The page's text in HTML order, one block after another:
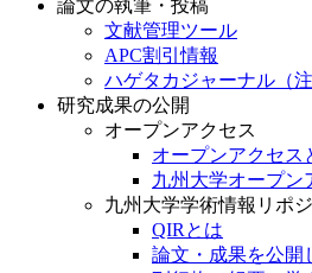
APC割引情報
ハゲタカジャーナル（注
研究成果の公開
オープンアクセス
オープンアクセス
九州大学オープン
九州大学学術情報リポ
QIRとは
論文・成果を公開
刊行物（紀要・学
博士論文の公開に